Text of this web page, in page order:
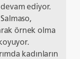
ediyor.
örnek olma
kadınların